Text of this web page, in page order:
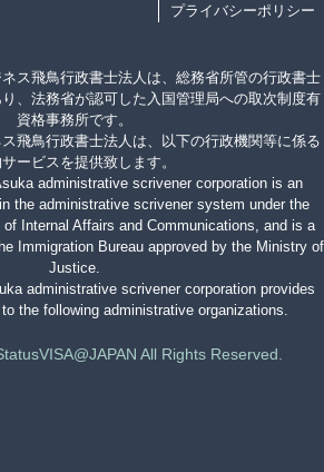
プライバシーポリシー
ス飛鳥行政書士法人は、総務省所管の行政書士
、法務省が認可した入国管理局への取次制度有
資格事務所です。
飛鳥行政書士法人は、以下の行政機関等に係る
ービスを提供致します。
administrative scrivener corporation is an
the administrative scrivener system under the
Internal Affairs and Communications, and is a
Immigration Bureau approved by the Ministry of
Justice.
administrative scrivener corporation provides
the following administrative organizations.
All Rights Reserved.